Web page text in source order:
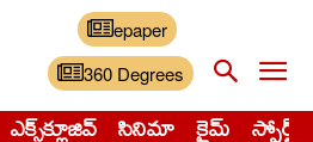
epaper
360 Degrees
ఎక్స్‌క్లూజివ్‌ సినిమా క్రైమ్ స్పోర్ట్స్